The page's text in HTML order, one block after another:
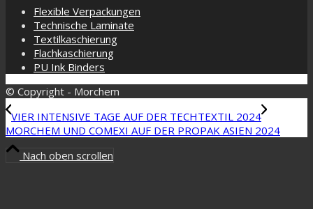
Flexible Verpackungen
Technische Laminate
Textilkaschierung
Flachkaschierung
PU Ink Binders
© Copyright - Morchem
VIER INTENSIVE TAGE AUF DER TECHTEXTIL 2024
MORCHEM UND COMEXI AUF DER PROPAK ASIEN 2024
Nach oben scrollen